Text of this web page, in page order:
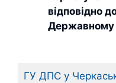
відповідно
Державному
ГУ ДПС у